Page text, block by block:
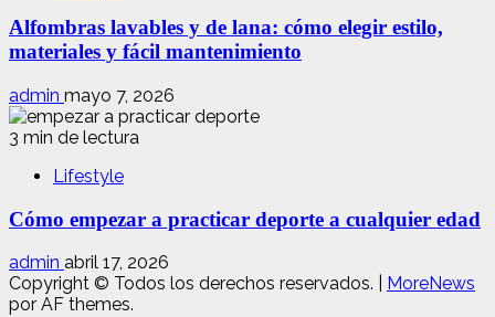
Alfombras lavables y de lana: cómo elegir estilo,
materiales y fácil mantenimiento
admin mayo 7, 2026
3 min de lectura
Lifestyle
Cómo empezar a practicar deporte a cualquier edad
admin abril 17, 2026
Copyright © Todos los derechos reservados.
MoreNews
por AF themes.